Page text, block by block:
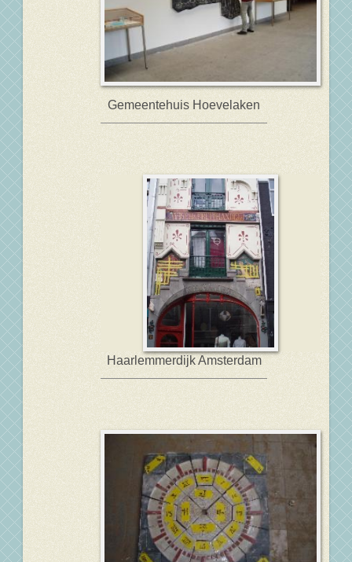
Gemeentehuis Hoevelaken
Haarlemmerdijk Amsterdam